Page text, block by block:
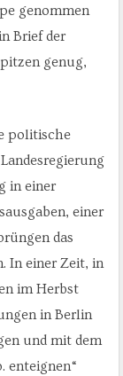
genommen
Brief der
genug,
politische
in einer
einer
das
In einer Zeit, in
im Herbst
in Berlin
und mit dem
enteignen“